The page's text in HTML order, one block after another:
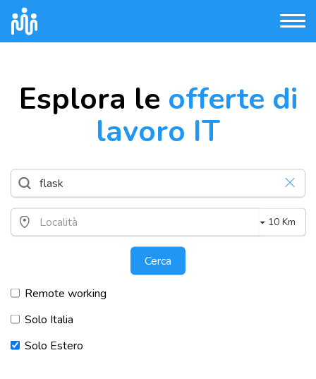
Esplora le offerte di
lavoro IT
10 Km
Cerca
Remote working
Solo Italia
Solo Estero